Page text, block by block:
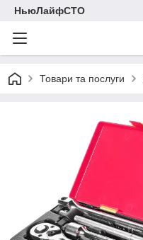
НьюЛайфСТО
Товари та послуги